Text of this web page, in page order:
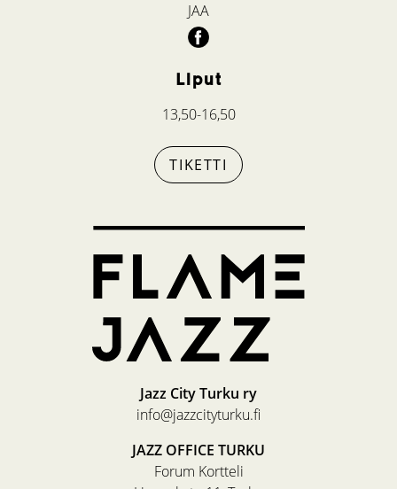
JAA
Liput
13,50-16,50
TIKETTI
Jazz City Turku ry
info@jazzcityturku.fi
JAZZ OFFICE TURKU
Forum Kortteli